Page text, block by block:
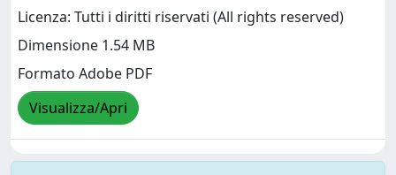
Licenza: Tutti i diritti riservati (All rights reserved)
Dimensione 1.54 MB
Formato Adobe PDF
Visualizza/Apri